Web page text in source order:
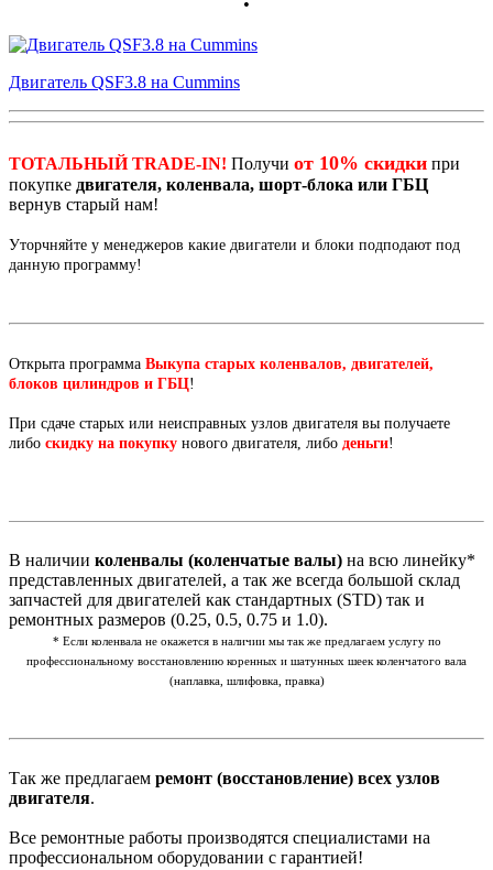
Двигатель QSF3.8 на Cummins
ТОТАЛЬНЫЙ TRADE-IN! Получи от 10% скидки при
покупке двигателя, коленвала, шорт-блока или ГБЦ
вернув старый нам!
Уторчняйте у менеджеров какие двигатели и блоки подподают под
данную программу!
Открыта программа Выкупа старых коленвалов, двигателей,
блоков цилиндров и ГБЦ!
При сдаче старых или неисправных узлов двигателя вы получаете
либо скидку на покупку нового двигателя, либо деньги!
В наличии коленвалы (коленчатые валы) на всю линейку*
представленных двигателей, а так же всегда большой склад
запчастей для двигателей как стандартных (STD) так и
ремонтных размеров (0.25, 0.5, 0.75 и 1.0).
* Если коленвала не окажется в наличии мы так же предлагаем услугу по
профессиональному восстановлению коренных и шатунных шеек коленчатого вала
(наплавка, шлифовка, правка)
Так же предлагаем ремонт (восстановление) всех узлов
двигателя.
Все ремонтные работы производятся специалистами на
профессиональном оборудовании с гарантией!